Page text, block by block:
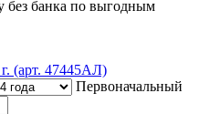
(арт. 47445АЛ)
Первоначальный